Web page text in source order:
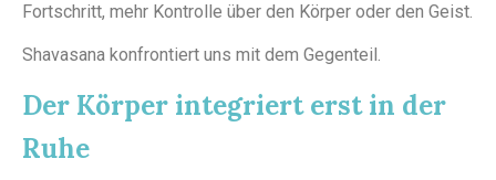
Fortschritt, mehr Kontrolle über den Körper oder den Geist.
Shavasana konfrontiert uns mit dem Gegenteil.
Der Körper integriert erst in der
Ruhe